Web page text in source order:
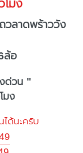
มง
วลาดพร้าววัง
ล้อ
ด่วน "
มง
ด้นะครับ